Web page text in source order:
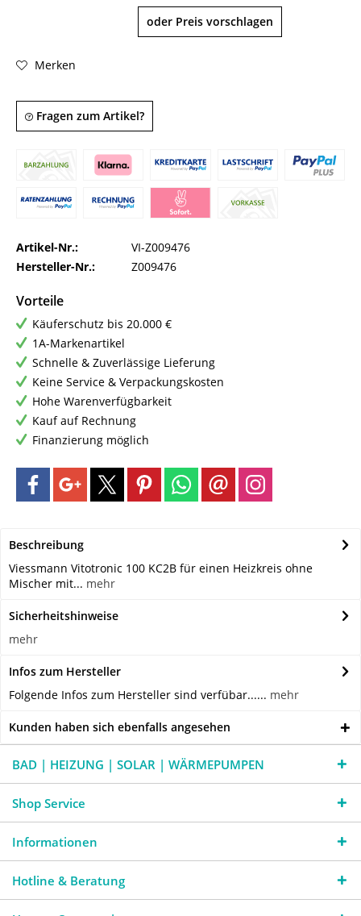
oder Preis vorschlagen
Merken
Fragen zum Artikel?
Artikel-Nr.:
VI-Z009476
Hersteller-Nr.:
Z009476
Vorteile
Käuferschutz bis 20.000 €
1A-Markenartikel
Schnelle & Zuverlässige Lieferung
Keine Service & Verpackungskosten
Hohe Warenverfügbarkeit
Kauf auf Rechnung
Finanzierung möglich
Beschreibung
Viessmann Vitotronic 100 KC2B für einen Heizkreis ohne
Mischer mit... mehr
Sicherheitshinweise
mehr
Infos zum Hersteller
Folgende Infos zum Hersteller sind verfübar...... mehr
Kunden haben sich ebenfalls angesehen
BAD | HEIZUNG | SOLAR | WÄRMEPUMPEN
Shop Service
Informationen
Hotline & Beratung